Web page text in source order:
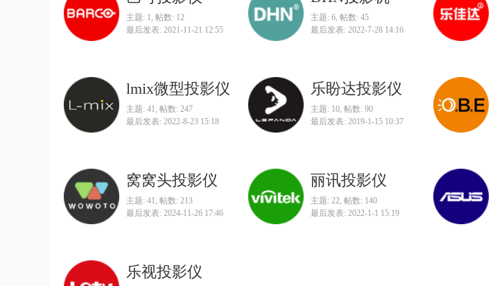
主题: 1, 帖数: 12
最后发表: 2021-11-21 12:55
主题: 6, 帖数: 45
最后发表: 2022-7-28 14:16
lmix微型投影仪
主题: 41, 帖数: 247
最后发表: 2022-8-23 15:18
乐盼达投影仪
主题: 10, 帖数: 90
最后发表: 2019-1-15 10:37
窝窝头投影仪
主题: 41, 帖数: 213
最后发表: 2024-11-26 17:46
丽讯投影仪
主题: 22, 帖数: 140
最后发表: 2022-1-1 15:19
乐视投影仪